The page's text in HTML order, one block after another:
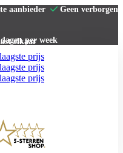
aanbieder
Geen verborgen
per week